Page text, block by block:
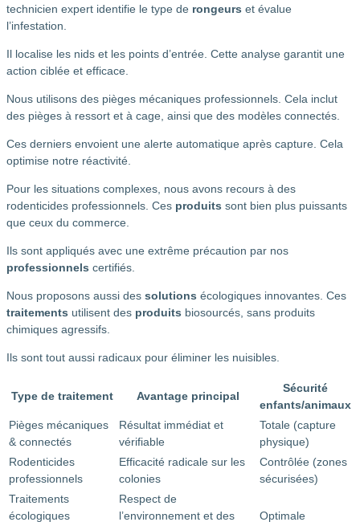
technicien expert identifie le type de rongeurs et évalue
l’infestation.
Il localise les nids et les points d’entrée. Cette analyse garantit une
action ciblée et efficace.
Nous utilisons des pièges mécaniques professionnels. Cela inclut
des pièges à ressort et à cage, ainsi que des modèles connectés.
Ces derniers envoient une alerte automatique après capture. Cela
optimise notre réactivité.
Pour les situations complexes, nous avons recours à des
rodenticides professionnels. Ces produits sont bien plus puissants
que ceux du commerce.
Ils sont appliqués avec une extrême précaution par nos
professionnels certifiés.
Nous proposons aussi des solutions écologiques innovantes. Ces
traitements utilisent des produits biosourcés, sans produits
chimiques agressifs.
Ils sont tout aussi radicaux pour éliminer les nuisibles.
Type de traitement Avantage principal
Sécurité
enfants/animaux
Pièges mécaniques
& connectés
Résultat immédiat et
vérifiable
Totale (capture
physique)
Rodenticides
professionnels
Efficacité radicale sur les
colonies
Contrôlée (zones
sécurisées)
Traitements
écologiques
Respect de
l’environnement et des
Optimale